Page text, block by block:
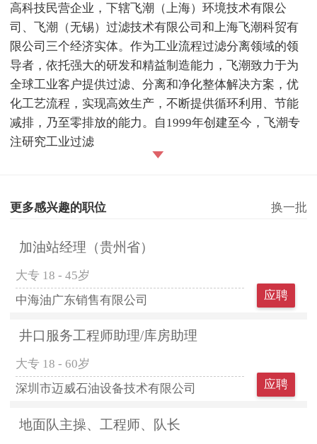
高科技民营企业，下辖飞潮（上海）环境技术有限公
司、飞潮（无锡）过滤技术有限公司和上海飞潮科贸有
限公司三个经济实体。作为工业流程过滤分离领域的领
导者，依托强大的研发和精益制造能力，飞潮致力于为
全球工业客户提供过滤、分离和净化整体解决方案，优
化工艺流程，实现高效生产，不断提供循环利用、节能
减排，乃至零排放的能力。自1999年创建至今，飞潮专
注研究工业过滤
更多感兴趣的职位 换一批
加油站经理（贵州省）
大专 18 - 45岁
中海油广东销售有限公司
应聘
井口服务工程师助理/库房助理
大专 18 - 60岁
深圳市迈威石油设备技术有限公司
应聘
地面队主操、工程师、队长